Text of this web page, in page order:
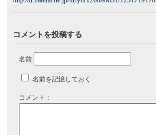
コメントを投稿する
名前
名前を記憶しておく
コメント：